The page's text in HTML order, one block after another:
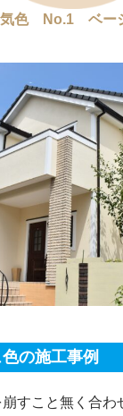
気色 No.1 ベー
の施工事例
すこと無く合わ